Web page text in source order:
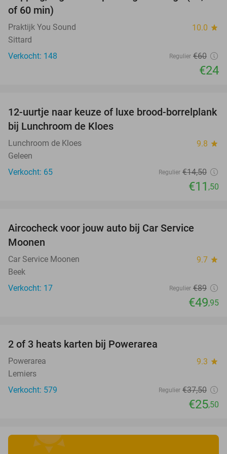
of 60 min)
Praktijk You Sound 10.0 star
Sittard
Verkocht: 148
Regulier €60
€24
21%
12-uurtje naar keuze of luxe brood-borrelplank
bij Lunchroom de Kloes
Lunchroom de Kloes 9.8 star
Geleen
Verkocht: 65
Regulier €14,50
€11 ,50
Aircocheck voor jouw auto bij Car Service
Moonen
Car Service Moonen 9.7 star
Beek
Verkocht: 17
Regulier €89
€49,95
2 of 3 heats karten bij Powerarea
Powerarea 9.3 star
Lemiers
Verkocht: 579
Regulier €37,50
€25,50